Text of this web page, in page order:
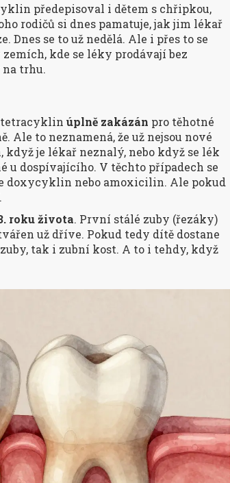
předepisoval i dětem s chřipkou,
rodičů si dnes pamatuje, jak jim lékař
Dnes se to už nedělá. Ale i přes to se
kde se léky prodávají bez
trhu.
tetracyklin úplně zakázán pro těhotné
Ale to neznamená, že už nejsou nové
je lékař neznalý, nebo když se lék
u dospívajícího. V těchto případech se
doxycyklin nebo amoxicilin. Ale pokud
roku života. První stálé zuby (řezáky)
už dříve. Pokud tedy dítě dostane
tak i zubní kost. A to i tehdy, když